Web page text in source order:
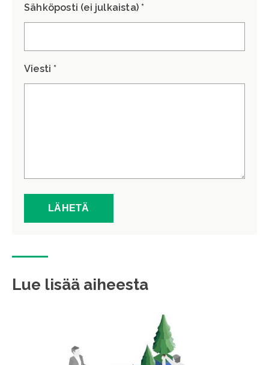
Sähköposti (ei julkaista) *
Viesti *
Lue lisää aiheesta